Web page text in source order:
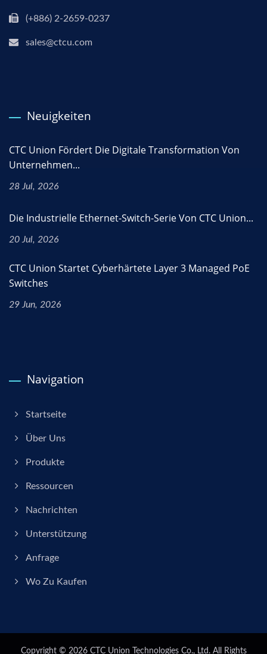
(+886) 2-2659-0237
sales@ctcu.com
Neuigkeiten
CTC Union Fördert Die Digitale Transformation Von
Unternehmen...
28 Jul, 2026
Die Industrielle Ethernet-Switch-Serie Von CTC Union...
20 Jul, 2026
CTC Union Startet Cyberhärtete Layer 3 Managed PoE
Switches
29 Jun, 2026
Navigation
Startseite
Über Uns
Produkte
Ressourcen
Nachrichten
Unterstützung
Anfrage
Wo Zu Kaufen
Copyright © 2026 CTC Union Technologies Co., Ltd.All Rights